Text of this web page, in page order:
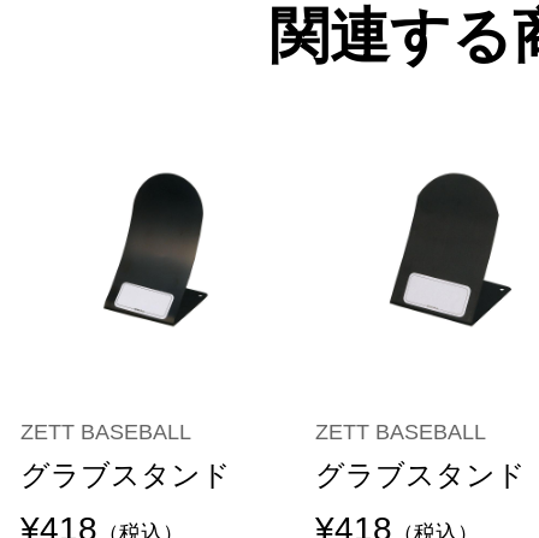
関連する
ZETT BASEBALL
グラブスタンド
¥418 （税込）
ZETT BASEBALL
グラブスタンド
¥418 （税込）